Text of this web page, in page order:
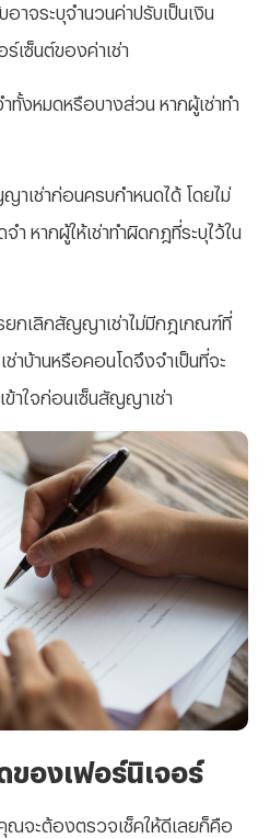
าจระบุจำนวนค่าปรับเป็นเงิน
เซ็นต์ของค่าเช่า
ทั้งหมดหรือบางส่วน หากผู้เช่าทำ
าเช่าก่อนครบกำหนดได้ โดยไม่
หากผู้ให้เช่าทำผิดกฎที่ระบุไว้ใน
ยกเลิกสัญญาเช่าไม่มีกฎเกณฑ์ที่
าบ้านหรือคอนโดจึงจำเป็นที่จะ
ข้าใจก่อนเซ็นสัญญาเช่า
ของเฟอร์นิเจอร์
ณจะต้องตรวจเช็คให้ดีเลยก็คือ